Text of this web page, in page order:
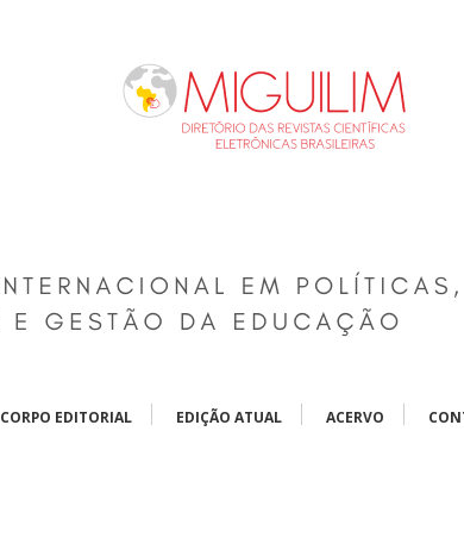
CORPO EDITORIAL EDIÇÃO ATUAL ACERVO